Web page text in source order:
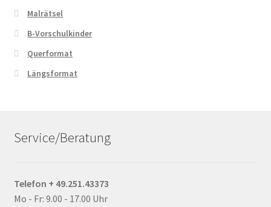
Malrätsel
B-Vorschulkinder
Querformat
Längsformat
Service/Beratung
Telefon + 49.251.43373
Mo - Fr: 9.00 - 17.00 Uhr